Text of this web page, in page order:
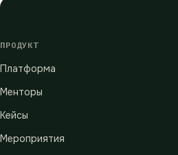
ПРОДУКТ
Платформа
Менторы
Кейсы
Мероприятия